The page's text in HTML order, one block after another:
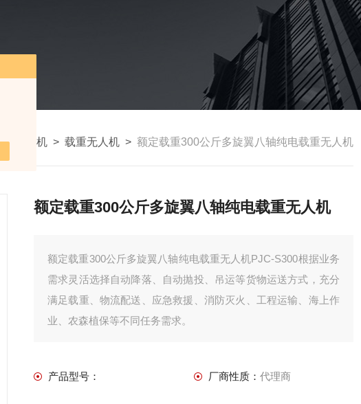
无人机 > 载重无人机 > 额定载重300公斤多旋翼八轴纯电载重无人机
额定载重300公斤多旋翼八轴纯电载重无人机
额定载重300公斤多旋翼八轴纯电载重无人机PJC-S300根据业务
需求灵活选择自动降落、自动抛投、吊运等货物运送方式，充分
满足载重、物流配送、应急救援、消防灭火、工程运输、海上作
业、农森植保等不同任务需求。
产品型号： 厂商性质： 代理商